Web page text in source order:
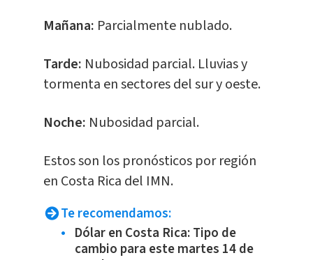
Mañana: Parcialmente nublado.
Tarde: Nubosidad parcial. Lluvias y
tormenta en sectores del sur y oeste.
Noche: Nubosidad parcial.
Estos son los pronósticos por región
en Costa Rica del IMN.
Te recomendamos:
Dólar en Costa Rica: Tipo de
cambio para este martes 14 de